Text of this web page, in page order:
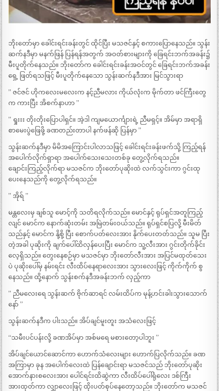
ဘိုးတော်မှာ ခေါင်းရင်းခန်းတွင် ထိုင်ပြီး မသဇင်နှင့် စကားပြောနေသည်။ သွန်း
ဆက်နဒီမှာ မနက်ဖြန် ပြန်ရန်အတွက် အဝတ်စားများကို ခြေရင်းဘက်အခန်း၌
မီးပူတိုက်နေသည်။ ဘိုးတော်က ခေါင်းရင်းခန်းအဝင်တွင် ခြေရင်းဘက်အခန်း
ရှေ့ ဖြတ်ရသဖြင့် မီးပူတိုက်နေသော သွန်းဆက်နဒီအား မြင်သွားရာ
” ဇင်ဇင် ဟိုကလေးမလေးက နင့်ညီမလား ကိုယ်လုံးက မိုက်တာ ဖင်ကြီးတွေ
က ကားပြီး အိစက်နာဟာ ”
” ရှုးးး တိုးတိုးပြောပါရှင်။ အဲ့ဒါ ကျမယောင်္ကျားရဲ့ ညီမရှင့်။ အိမ်မှာ အရာရှိ
စာမေးပွဲဖြေဖို့ ခဏတည်းတာပါ နက်ဖန်ဆို ပြန်မှာ ”
သွန်းဆက်နဒီမှာ မိမိအကြောင်းပါလာသဖြင့် ခေါင်းရင်းခန်းဖက်သို့ ကြည့်ရန်
အပေါက်လိုက်ရှာရာ အပေါက်သေးသေးတစ်ခု တွေ့လိုက်ရသည်။
ချောင်းကြည့်လိုက်ရာ မသဇင်က ဘိုးတော်ပုဆိုးထဲ လက်သွင်းကာ ဂွင်းထု
ပေးနေသည်ကို တွေ့လိုက်ရသည်။
” အိုရ် ”
မန္တလေးမှ ချစ်သူ မောင့်ကို သတိရလိုက်သည်။ မောင်နှင့် ရုပ်ရှင်အတူကြည့်
လျင် မောင်က နောက်ဆုံးတမ်း အမြဲတမ်းဝယ်သည်။ ရုပ်ရှင်စပြလို့ မီးမိတ်
သည်နှင့် မောင်က နို့စို့ ပြီး စောက်ပတ်လေးအား နိုက်ပေးတတ်သည်။ သူမ ပြီး
တဲ့အခါ ပုဆိုးကို ချက်ပေါ်ထိလှန်ပေးပြီး မောင်က သူ့လီးအား ဂွင်းတိုက်ခိုင်း
လေ့ရှိသည်။ တွေးနေစဉ်မှာ မသဇင်မှာ ဘိုးတော်လီးအား အပြင်မထုတ်သေး
ပဲ ပုဆိုးပေါ်မှ နမ်းရင်း လီးထိပ်နေရာလေးအား သွားလေးဖြင့် ကိုက်ကိုက် စွ
နေသည်။ ထို့နောက် သွန်းစက်နဒီအခန်းဘက် လှည့်ကာ
” ညီမလေးရေ သွန်းဆက် ဗိုက်ဆာရင် လမ်းထိပ်က မုန့်ဟင်းခါးသွားသောက်
နော် ”
သွန်းဆက်နဒီက ပါးသည်။ အိပ်ချင်မူးတူး အသံလေးဖြင့်
“သမီးပင်ပန်းလို့ ခဏအိပ်မှာ အစ်မရေ မစားတော့ပါဘူး ”
အိပ်ချင်ယောင်ဆောင်ကာ ဟောက်သံလေးများ ဟောက်ပြလိုက်သည်။ ခဏ
အကြာမှာ ခုန အပေါက်လေးထဲ ပြန်ချောင်းရာ မသဇင်သည် ဘိုးတော်ပုဆိုး
အောက်နားစလေးအား ပေါင်ရင်းထိဆွဲကာ လီးထိပ်ပေါ်ရုံလေး ဒစ်ကြီး
အားထုတ်ကာ လျှာလေးဖြင့် ထိုးပတ်စုပ်နေတော့သည်။ ဘိုးတော်က မသဇင်